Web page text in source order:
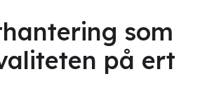
som
på ert